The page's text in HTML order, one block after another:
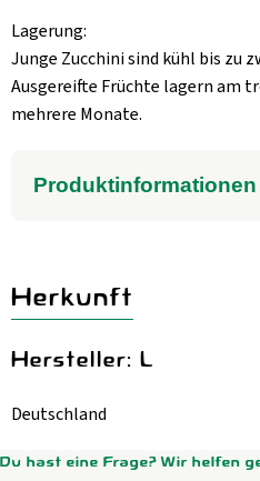
Lagerung:
Junge Zucchini sind kühl bis zu
Ausgereifte Früchte lagern am
mehrere Monate.
Produktinformationen
Herkunft
Hersteller: L
Deutschland
Du hast eine Frage? Wir helfen